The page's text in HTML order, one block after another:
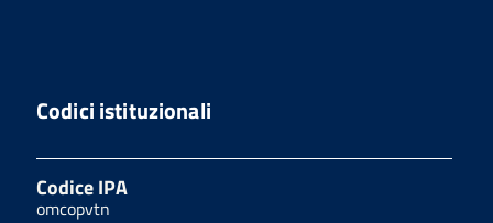
Codici istituzionali
Codice IPA
omcopvtn